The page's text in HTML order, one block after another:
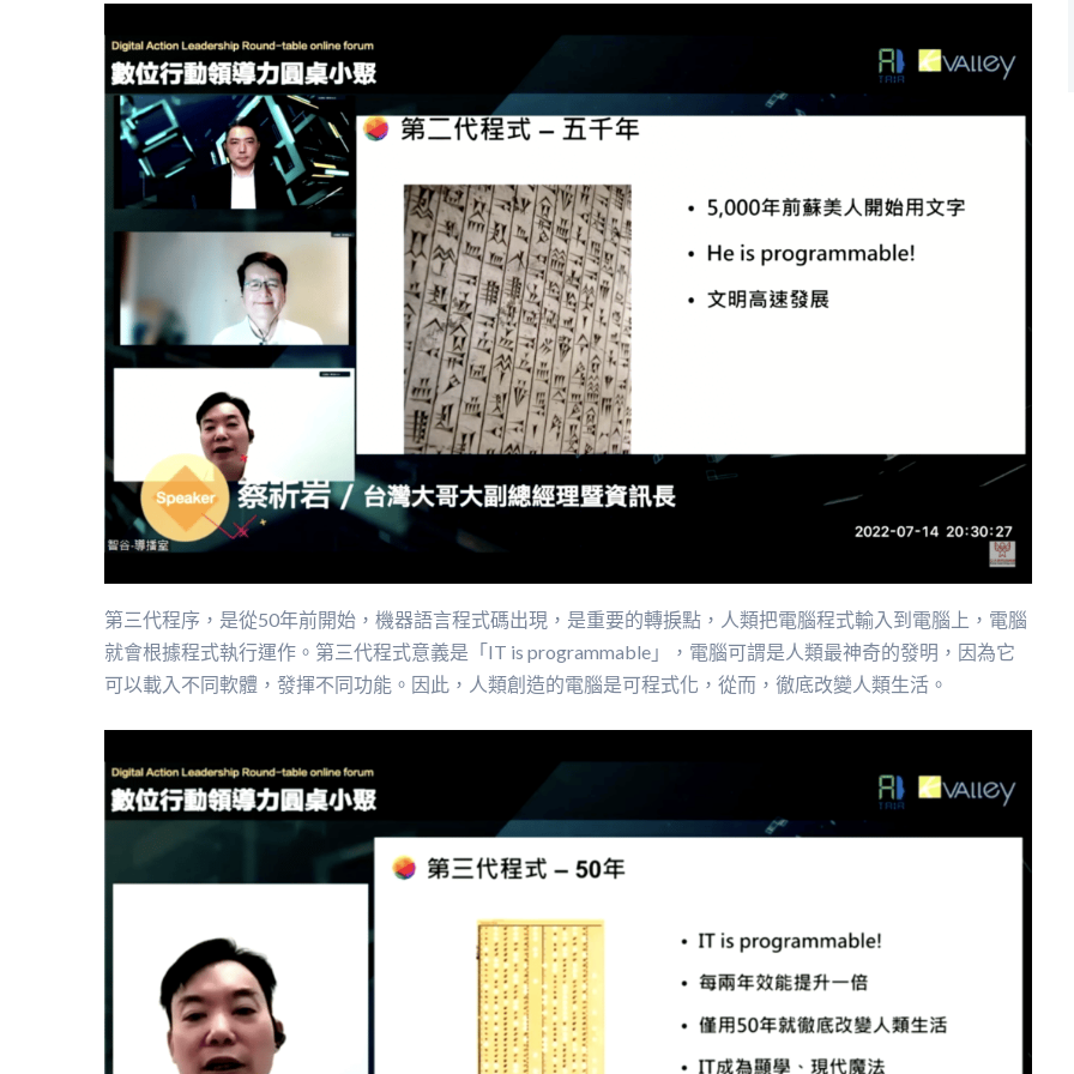
第三代程序，是從50年前開始，機器語言程式碼出現，是重要的轉捩點，人類把電腦程式輸入到電腦上，電腦
就會根據程式執行運作。第三代程式意義是「IT is programmable」，電腦可謂是人類最神奇的發明，因為它
可以載入不同軟體，發揮不同功能。因此，人類創造的電腦是可程式化，從而，徹底改變人類生活。